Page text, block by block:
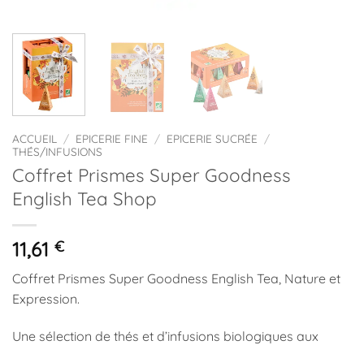
ACCUEIL / EPICERIE FINE / EPICERIE SUCRÉE /
THÉS/INFUSIONS
Coffret Prismes Super Goodness
English Tea Shop
11,61 €
Coffret Prismes Super Goodness English Tea, Nature et
Expression.
Une sélection de thés et d’infusions biologiques aux